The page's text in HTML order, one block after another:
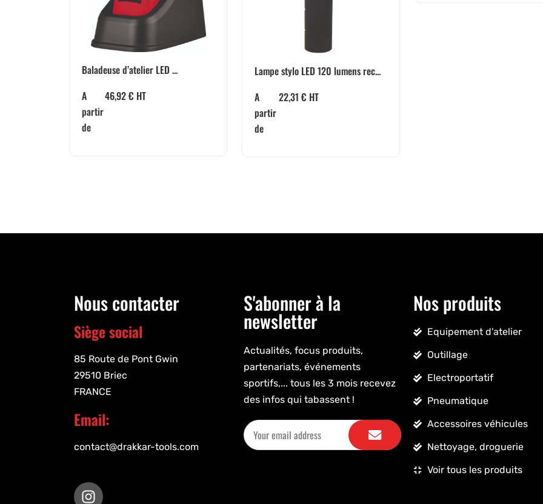
Baladeuse d’atelier LED ...
A
partir
de
46,92€ HT
Lampe stylo LED 120 lumens rec...
A
partir
de
22,31 € HT
Nous contacter
Siège social
85 Route de Pont Gwin
29510 Briec
FRANCE
Email:
contact@drakkar-tools.com
S'abonner à la
newsletter
Actualités, focus produits,
partenariats, événements
sportifs,... tous les 3 mois recevez
des infos qui tabassent !
Nos produits
Equipement d'atelier
Outillage
Electroportatif
Pneumatique
Accessoires véhicules
Nettoyage, droguerie
Voir tous les produits